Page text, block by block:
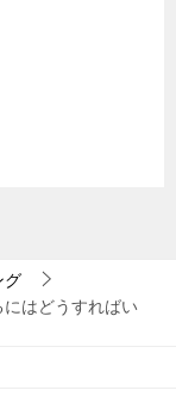
グ
はどうすればい